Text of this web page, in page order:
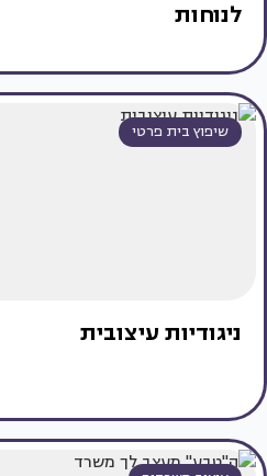
לנוחות
שיפוץ בית פרטי
ניגודיות עיצובית